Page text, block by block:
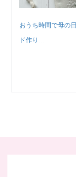
おうち時間で母の
ド作り...